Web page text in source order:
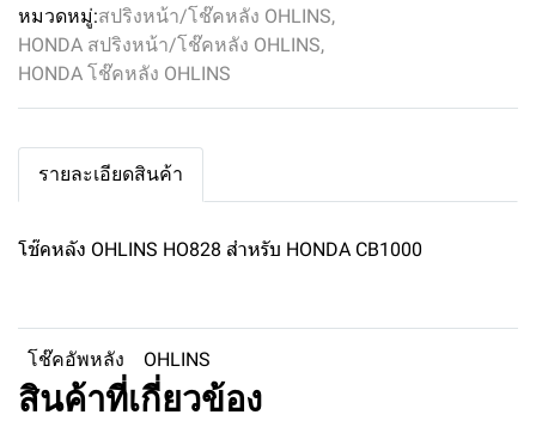
หมวดหมู่:สปริงหน้า/โช๊คหลัง OHLINS,
HONDA สปริงหน้า/โช๊คหลัง OHLINS,
HONDA โช๊คหลัง OHLINS
รายละเอียดสินค้า
โช๊คหลัง OHLINS HO828 สำหรับ HONDA CB1000
โช๊คอัพหลัง OHLINS
สินค้าที่เกี่ยวข้อง